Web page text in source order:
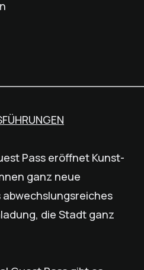
Pass eröffnet Kunst-
ganz neue
abwechslungsreiches
die Stadt ganz